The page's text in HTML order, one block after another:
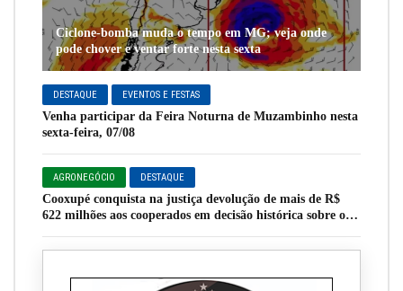
Ciclone-bomba muda o tempo em MG; veja onde
pode chover e ventar forte nesta sexta
DESTAQUE EVENTOS E FESTAS
Venha participar da Feira Noturna de Muzambinho nesta
sexta-feira, 07/08
AGRONEGÓCIO DESTAQUE
Cooxupé conquista na justiça devolução de mais de R$
622 milhões aos cooperados em decisão histórica sobre o